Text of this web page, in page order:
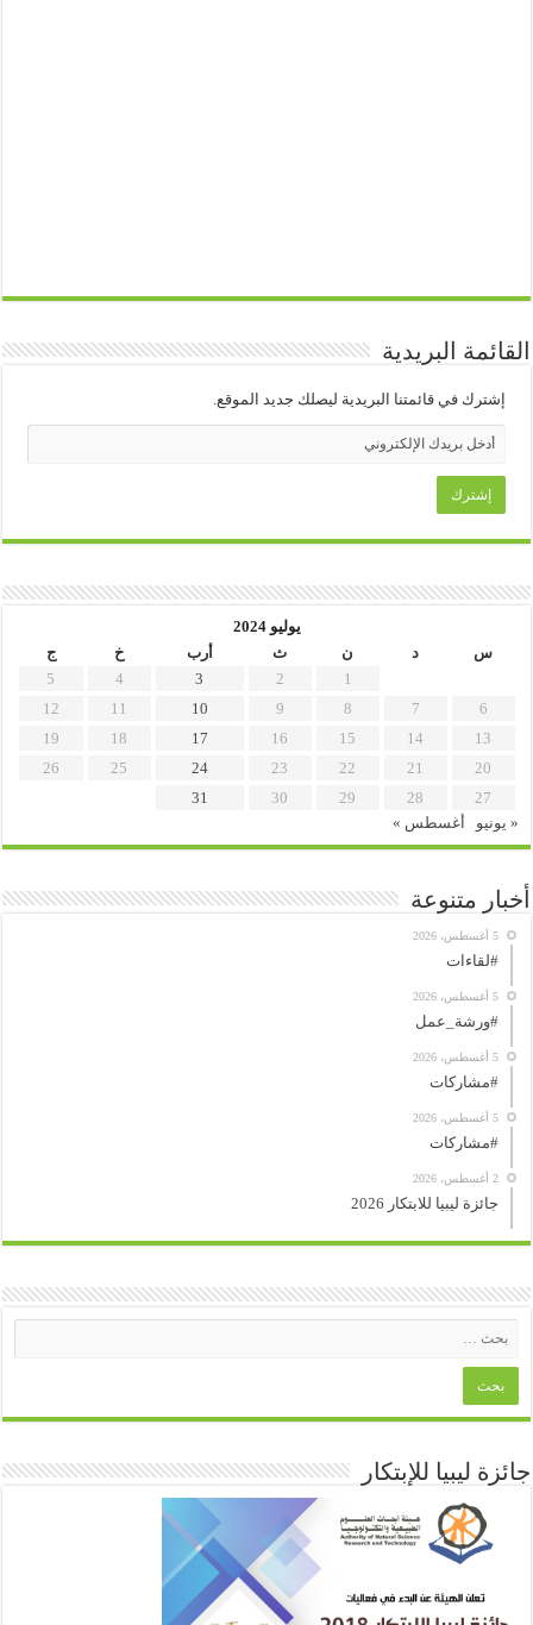
القائمة البريدية
إشترك في قائمتنا البريدية ليصلك جديد الموقع.
يوليو 2024
س
د ن ث أرب خ
ج
1
2
3
4
5
6
7
8
9
10
11
12
13
14
15
16
17
18
19
20
21
22
23
24
25
26
27
28
29
30
31
« يونيو
أغسطس »
أخبار متنوعة
5 أغسطس، 2026
#لقاءات
5 أغسطس، 2026
#ورشة_عمل
5 أغسطس، 2026
#مشاركات
5 أغسطس، 2026
#مشاركات
2 أغسطس، 2026
جائزة ليبيا للابتكار 2026
جائزة ليبيا للإبتكار